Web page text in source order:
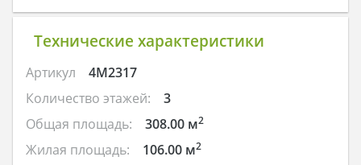
Технические характеристики
Артикул
4M2317
Количество этажей:
3
Общая площадь:
308.00 м2
Жилая площадь: 106.00 м2